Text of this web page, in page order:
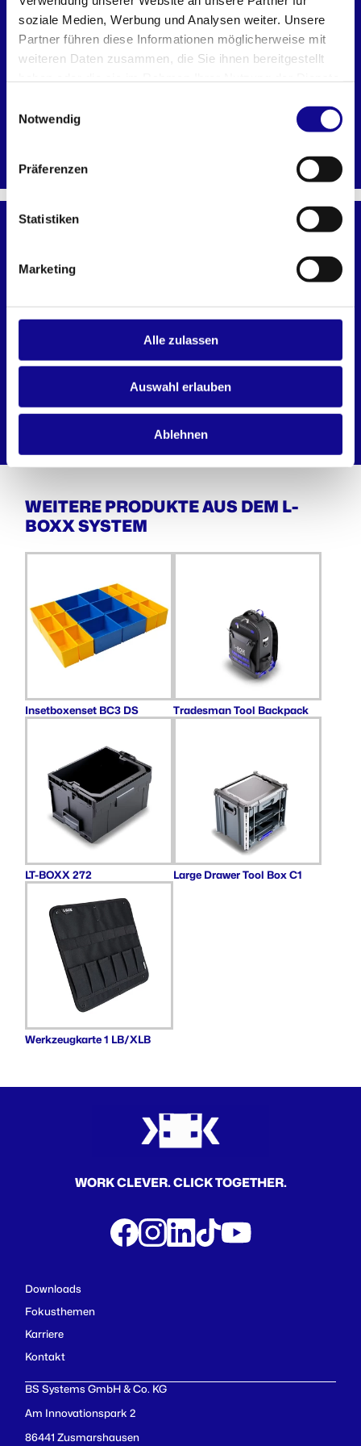
soziale Medien, Werbung und Analysen weiter. Unsere
Partner führen diese Informationen möglicherweise mit
weiteren Daten zusammen, die Sie ihnen bereitgestellt
Notwendig
Präferenzen
Statistiken
Marketing
Alle zulassen
Auswahl erlauben
Ablehnen
Tool Box Midsize Tool Box
WEITERE PRODUKTE AUS DEM L-
BOXX SYSTEM
Insetboxenset BC3 DS Tradesman Tool Backpack
LT-BOXX 272 Large Drawer Tool Box C1
Werkzeugkarte 1 LB/XLB
WORK CLEVER. CLICK TOGETHER.
Downloads
Fokusthemen
Karriere
Kontakt
BS Systems GmbH & Co. KG
Am Innovationspark 2
86441 Zusmarshausen